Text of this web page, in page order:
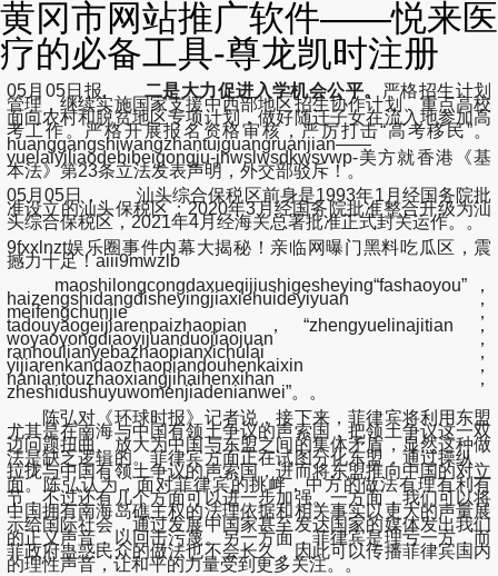
黄冈市网站推广软件——悦来医
疗的必备工具-尊龙凯时注册
05月05日报, 二是大力促进入学机会公平。 严格招生计划
管理，继续实施国家支援中西部地区招生协作计划、重点高校
面向农村和脱贫地区专项计划，做好随迁子女在流入地参加高
考工作。严格开展报名资格审核，严厉打击“高考移民”。
huanggangshiwangzhantuiguangruanjian——
yuelaiyiliaodebibeigongju-jhwslwsdkwsvwp-美方就香港《基
本法》第23条立法发表声明，外交部驳斥！。
05月05日， 汕头综合保税区前身是1993年1月经国务院批
准设立的汕头保税区；2020年3月经国务院批准整合升级为汕
头综合保税区，2021年4月经海关总署批准正式封关运作。。
9fxxlnzt娱乐圈事件内幕大揭秘！亲临网曝门黑料吃瓜区，震
撼力十足！aiii9mwzlb
maoshilongcongdaxueqijiushigesheying“fashaoyou”，
haizengshidangdisheyingjiaxiehuideyiyuan，
meifengchunjie，
tadouyaogeijiarenpaizhaopian，“zhengyuelinajitian，
woyaoyongdiaoyijuanduojiaojuan，
ranhoulianyebazhaopianxichulai，
yijiarenkandaozhaopiandouhenkaixin，
naniantouzhaoxiangjihaihenxihan，
zheshidushuyuwomenjiadenianwei”。。
陈弘对《环球时报》记者说，接下来，菲律宾将利用东盟
尤其是在南海与中国有领土争议的声索国，把领土争议这一双
边问题扭曲、放大为中国与东盟之间的集体矛盾，显然这种做
法是缺乏逻辑的。菲律宾方面正在试图分化东盟，通过操纵、
拉拢与中国有领土争议的声索国，进而将东盟推向中国的对立
面。陈弘认为，面对菲律宾的挑衅，中方的做法有理有利有
节，不过还有几个方面可以进一步加强。一方面，我们可以将
中国拥有南海岛礁主权的法理依据和相关事实以更大的声量展
示给国际社会，通过发展中国家甚至发达国家的媒体发出我们
的正义声音，以回击污蔑。另一方面，菲律宾是理亏一方，而
菲政府蛊惑民众的做法也不会长久，因此可以传播菲律宾国内
的理性声音，让和平的力量受到更多关注。。